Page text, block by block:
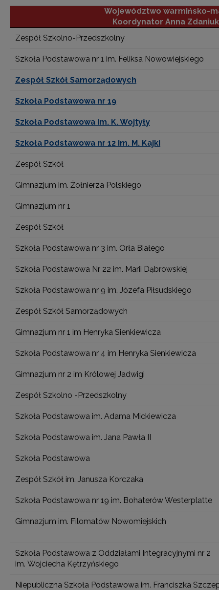
Województwo warmińsko-
Koordynator Anna
Zespół Szkolno-Przedszkolny
Szkoła Podstawowa nr 1 im. Feliksa Nowowiejskiego
Zespół Szkół Samorządowych
Szkoła Podstawowa nr 19
Szkoła Podstawowa im. K. Wojtyły
Szkoła Podstawowa nr 12 im. M. Kajki
Zespół Szkół
Gimnazjum im. Żołnierza Polskiego
Gimnazjum nr 1
Zespół Szkół
Szkoła Podstawowa nr 3 im. Orła Białego
Szkoła Podstawowa Nr 22 im. Marii Dąbrowskiej
Szkoła Podstawowa nr 9 im. Józefa Piłsudskiego
Zespół Szkół Samorządowych
Gimnazjum nr 1 im Henryka Sienkiewicza
Szkoła Podstawowa nr 4 im Henryka Sienkiewicza
Gimnazjum nr 2 im Królowej Jadwigi
Zespół Szkolno -Przedszkolny
Szkoła Podstawowa im. Adama Mickiewicza
Szkoła Podstawowa im. Jana Pawła II
Szkoła Podstawowa
Zespół Szkół im. Janusza Korczaka
Szkoła Podstawowa nr 19 im. Bohaterów Westerplatte
Gimnazjum im. Filomatów Nowomiejskich
Szkoła Podstawowa z Oddziałami Integracyjnymi nr 2
im. Wojciecha Kętrzyńskiego
Niepubliczna Szkoła Podstawowa im. Franciszka